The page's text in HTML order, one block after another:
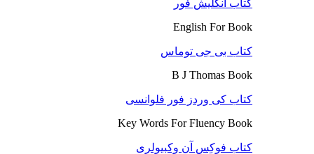
کتاب انگلیش فور
English For Book
کتاب بی جی توماس
B J Thomas Book
کتاب کی وردز فور فلوانسی
Key Words For Fluency Book
کتاب فوکِس آن وکبیولری